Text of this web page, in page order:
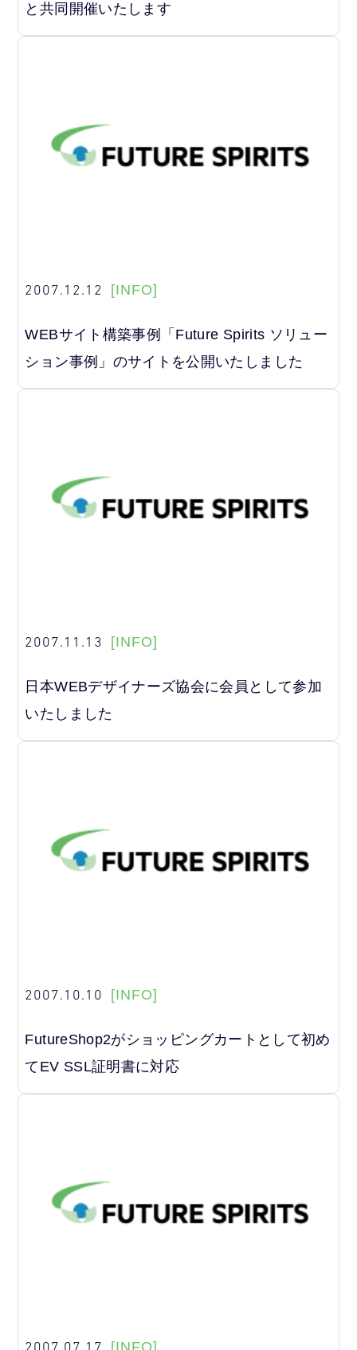
と共同開催いたします
2007.12.12 [INFO]
WEBサイト構築事例「Future Spirits ソリュー
ション事例」のサイトを公開いたしました
2007.11.13 [INFO]
日本WEBデザイナーズ協会に会員として参加
いたしました
2007.10.10 [INFO]
FutureShop2がショッピングカートとして初め
てEV SSL証明書に対応